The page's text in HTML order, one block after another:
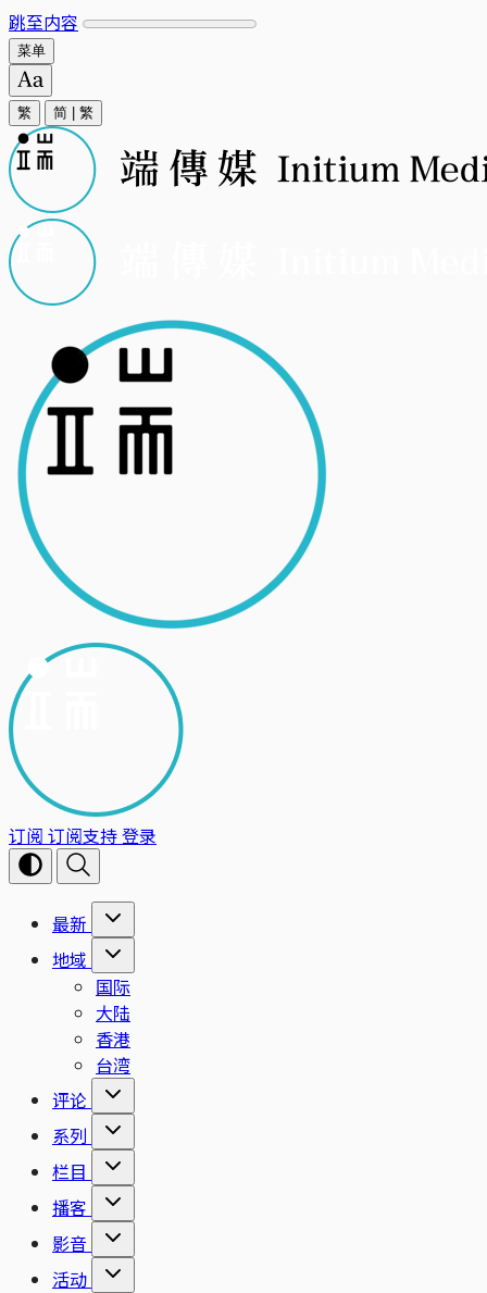
跳至内容
菜单
繁 简 繁
订阅 订阅支持登录
最新
地域
国际
大陆
香港
台湾
评论
系列
栏目
播客
影音
活动